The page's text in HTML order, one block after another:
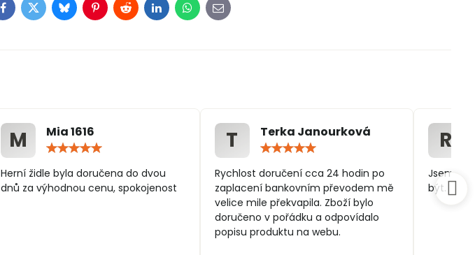
Facebook
TwitterBlueskyPinterest
RedditLinkedInWhatsApp
E-
mail
M
Mia 1616
/
5
Herní židle byla doručena do dvou
dnů za výhodnou cenu, spokojenost
T
Terka Janourková
/
5
Rychlost doručení cca 24 hodin po
zaplacení bankovním převodem mě
velice mile překvapila. Zboží bylo
doručeno v pořádku a odpovídalo
popisu produktu na webu.
R
Jsem
být.